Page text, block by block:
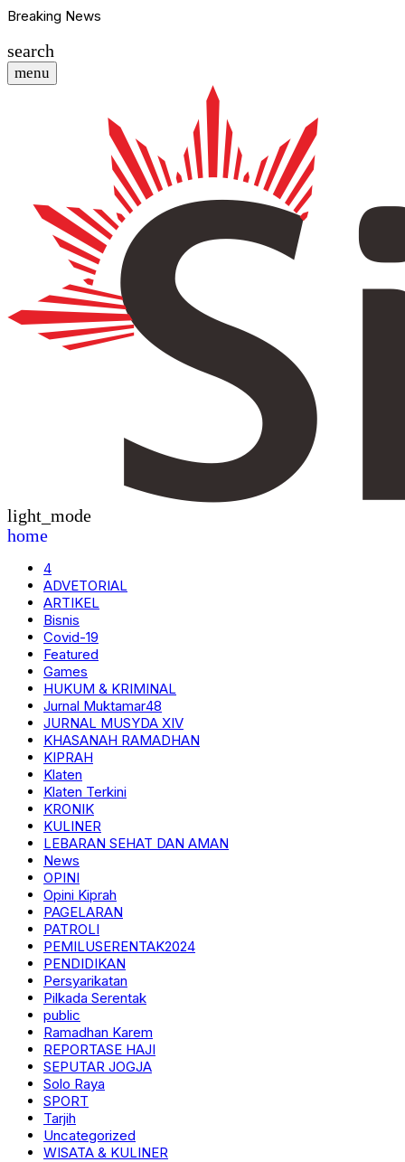
Breaking News
search
menu
light_mode
home
4
ADVETORIAL
ARTIKEL
Bisnis
Covid-19
Featured
Games
HUKUM & KRIMINAL
Jurnal Muktamar48
JURNAL MUSYDA XIV
KHASANAH RAMADHAN
KIPRAH
Klaten
Klaten Terkini
KRONIK
KULINER
LEBARAN SEHAT DAN AMAN
News
OPINI
Opini Kiprah
PAGELARAN
PATROLI
PEMILUSERENTAK2024
PENDIDIKAN
Persyarikatan
Pilkada Serentak
public
Ramadhan Karem
REPORTASE HAJI
SEPUTAR JOGJA
Solo Raya
SPORT
Tarjih
Uncategorized
WISATA & KULINER